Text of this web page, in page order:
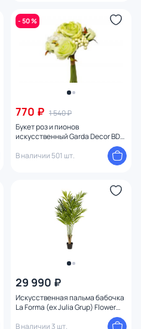
- 50 %
770 ₽ 1 540 ₽
Букет роз и пионов
искусственный Garda Decor BD-
В наличии 501 шт.
29 990 ₽
Искусственная пальма бабочка
La Forma (ex Julia Grup) Flower
В наличии 3 шт.